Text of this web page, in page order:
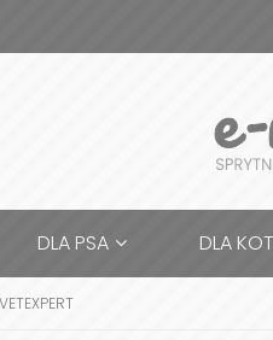
DLA PSA DLA
VETEXPERT